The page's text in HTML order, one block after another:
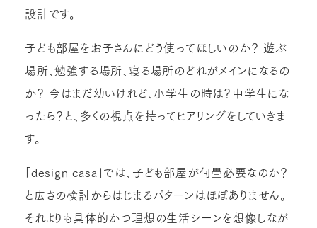
設計です。
子ども部屋をお子さんにどう使ってほしいのか？ 遊ぶ
場所、勉強する場所、寝る場所のどれがメインになるの
か？ 今はまだ幼いけれど、小学生の時は？中学生にな
ったら？と、多くの視点を持ってヒアリングをしていきま
す。
「design casa」では、子ども部屋が何畳必要なのか？
と広さの検討からはじまるパターンはほぼありません。
それよりも具体的かつ理想の生活シーンを想像しなが